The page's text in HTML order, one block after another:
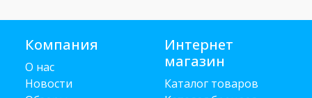
Компания
О нас
Новости
Интернет
магазин
Каталог товаров